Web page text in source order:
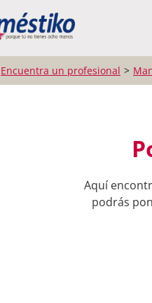
Encuentra un profesional
Aquí
podrás